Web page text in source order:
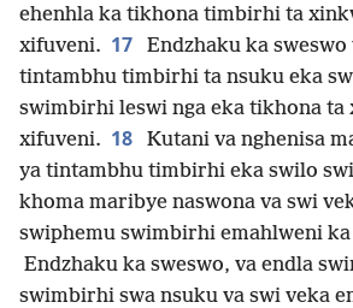
ehenhla ka tikhona timbirhi ta
xifuveni. 17
Endzhaku ka sweswo
tintambhu timbirhi ta nsuku eka
swimbirhi leswi nga eka tikhona ta
xifuveni. 18
Kutani va nghenisa
ya tintambhu timbirhi eka swilo
khoma maribye naswona va swi
swiphemu swimbirhi emahlweni
Endzhaku ka sweswo, va endla
swimbirhi swa nsuku va swi veka